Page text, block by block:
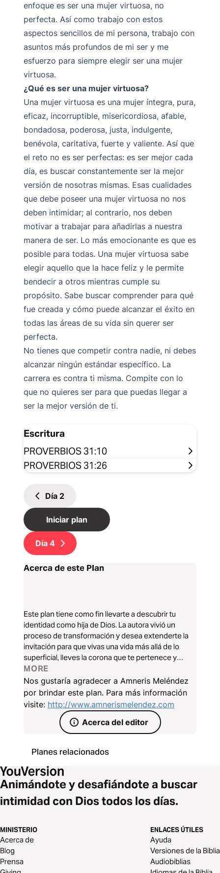
enfoque es ser una mujer virtuosa, no
perfecta. Así como trabajo con estos
aspectos sencillos de mi persona, trabajo con
asuntos más profundos de mi ser y me
esfuerzo para siempre elegir ser una mujer
virtuosa.
¿Qué es ser una mujer virtuosa?
Una mujer virtuosa es una mujer íntegra, pura,
eficaz, incorruptible, misericordiosa, afable,
bondadosa, poderosa, justa, indulgente,
benévola, caritativa, fuerte y valiente. Así que
el reto no es ser perfectas: es ser mejor cada
día, es buscar constantemente ser la mejor
versión de nosotras mismas. Esas cualidades
que debe poseer una mujer virtuosa no nos
deben intimidar; al contrario, nos deben
motivar a trabajar para añadirlas a nuestra
manera de ser. Lo más emocionante es que es
posible para todas. Una mujer virtuosa sabe
elegir aquello que la hace feliz y le permite
bendecir a otros mientras cumple su
propósito. Sabe buscar comprender para qué
fue creada y cómo puede alcanzar el éxito en
todas las áreas de su vida sin querer ser
perfecta.
No tienes que competir contra nadie, ni debes
alcanzar ningún estándar específico. La
carrera es contra ti misma. Compite con lo
que no quieres ser para que puedas llegar a
ser la mejor versión de ti.
Escritura
PROVERBIOS 31:10
PROVERBIOS 31:26
Día 2
Iniciar plan
Día 4
Acerca de este Plan
Este plan tiene como fin llevarte a descubrir tu
identidad como hija de Dios. La autora vivió un
proceso de transformación y desea extenderte la
invitación para que vivas una vida más allá de lo
superficial, lleves la corona que te pertenece y
disfrutes de los beneficios que te corresponden.
MORE
Nos gustaría agradecer a Amneris Meléndez
por brindar este plan. Para más información
visite: http://www.amnerismelendez.com
Acerca del editor
Planes relacionados
Animándote y desafiándote a buscar
intimidad con Dios todos los días.
MINISTERIO
Acerca de
Blog
Prensa
ENLACES ÚTILES
Ayuda
Versiones de la Biblia
Audiobiblias